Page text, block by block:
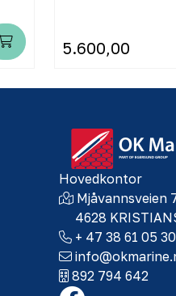
5.600,00
Hovedkontor
Mjåvannsveien
4628
+ 47 38 61 05 30
892 794 642